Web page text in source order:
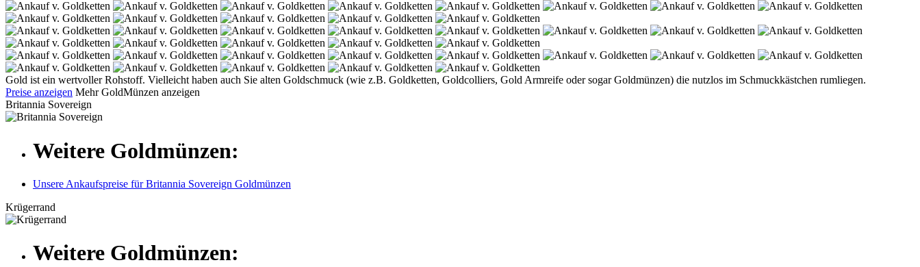
Gold ist ein wertvoller Rohstoff. Vielleicht haben auch Sie alten Goldschmuck (wie z.B. Goldketten, Goldcolliers, Gold Armreife oder sogar Goldmünzen) die nutzlos im Schmuckkästchen rumliegen.
Preise anzeigen Mehr GoldMünzen anzeigen
Britannia Sovereign
Weitere Goldmünzen:
Unsere Ankaufspreise für Britannia Sovereign Goldmünzen
Krügerrand
Weitere Goldmünzen: